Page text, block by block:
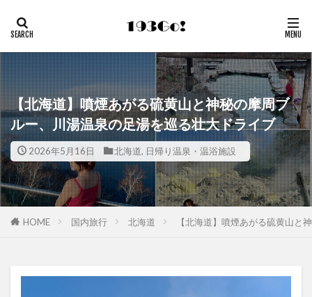
【北海道】噴煙あがる硫黄山と神秘の摩周ブ
ルー、川湯温泉の足湯を巡る壮大ドライブ
2026年5月16日 北海道, 日帰り温泉・温浴施設
HOME 国内旅行 北海道 【北海道】噴煙あがる硫黄山と